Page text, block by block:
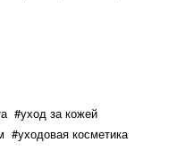
#уход за кожей
#уходовая косметика